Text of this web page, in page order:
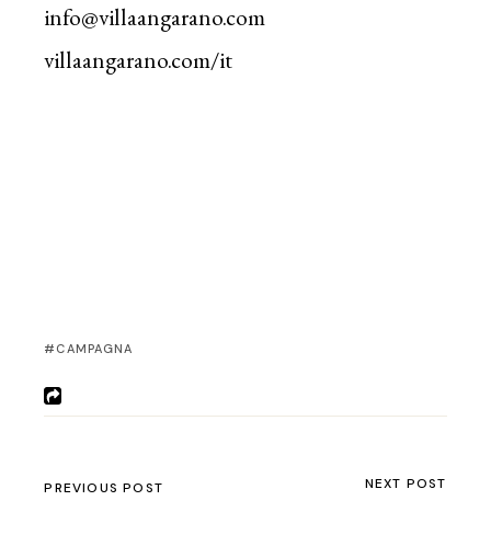
info@villaangarano.com
villaangarano.com/it
CAMPAGNA
PREVIOUS POST NEXT POST